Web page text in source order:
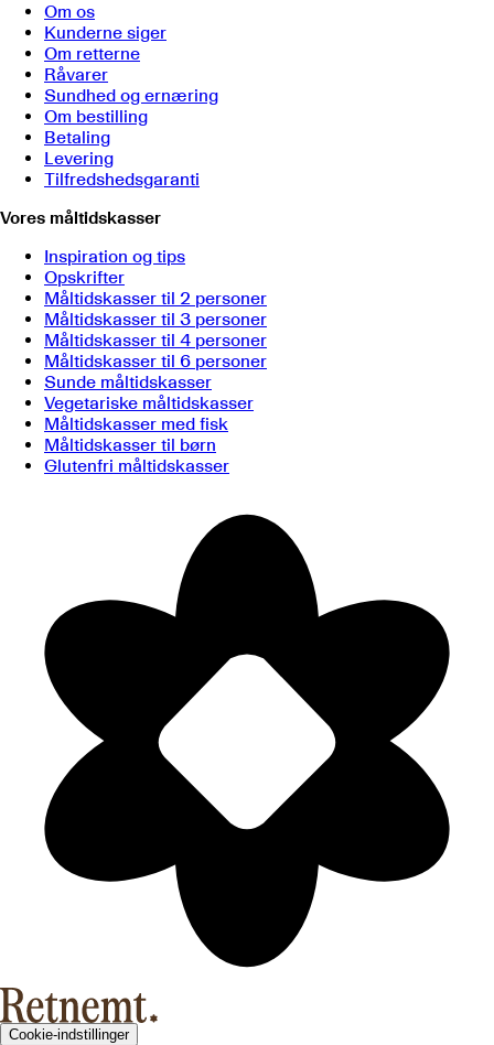
Om os
Kunderne siger
Om retterne
Råvarer
Sundhed og ernæring
Om bestilling
Betaling
Levering
Tilfredshedsgaranti
Vores måltidskasser
Inspiration og tips
Opskrifter
Måltidskasser til 2 personer
Måltidskasser til 3 personer
Måltidskasser til 4 personer
Måltidskasser til 6 personer
Sunde måltidskasser
Vegetariske måltidskasser
Måltidskasser med fisk
Måltidskasser til børn
Glutenfri måltidskasser
Cookie-indstillinger